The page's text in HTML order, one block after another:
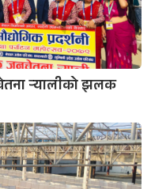
र्‍यालीको झलक